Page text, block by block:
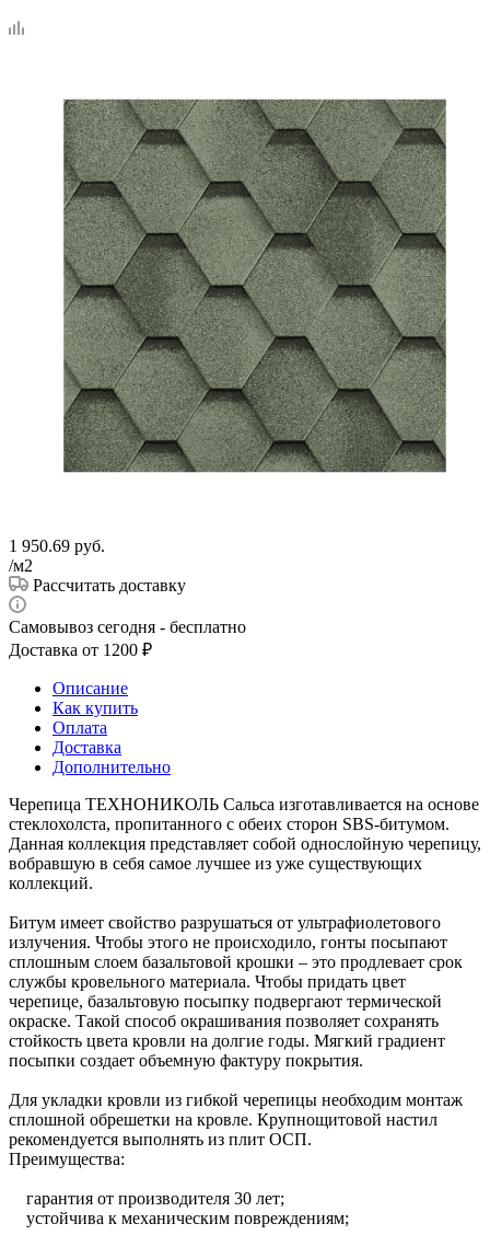
1 950.69 руб.
/м2
Рассчитать доставку
Самовывоз сегодня - бесплатно
Доставка от 1200 ₽
Описание
Как купить
Оплата
Доставка
Дополнительно
Черепица ТЕХНОНИКОЛЬ Сальса изготавливается на основе
стеклохолста, пропитанного с обеих сторон SBS-битумом.
Данная коллекция представляет собой однослойную черепицу,
вобравшую в себя самое лучшее из уже существующих
коллекций.
Битум имеет свойство разрушаться от ультрафиолетового
излучения. Чтобы этого не происходило, гонты посыпают
сплошным слоем базальтовой крошки – это продлевает срок
службы кровельного материала. Чтобы придать цвет
черепице, базальтовую посыпку подвергают термической
окраске. Такой способ окрашивания позволяет сохранять
стойкость цвета кровли на долгие годы. Мягкий градиент
посыпки создает объемную фактуру покрытия.
Для укладки кровли из гибкой черепицы необходим монтаж
сплошной обрешетки на кровле. Крупнощитовой настил
рекомендуется выполнять из плит ОСП.
Преимущества:
гарантия от производителя 30 лет;
устойчива к механическим повреждениям;